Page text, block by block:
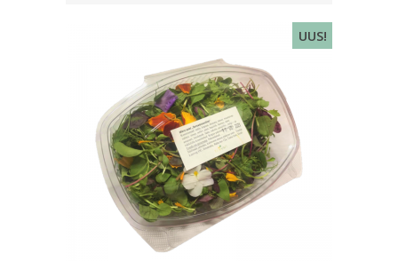
UUS!